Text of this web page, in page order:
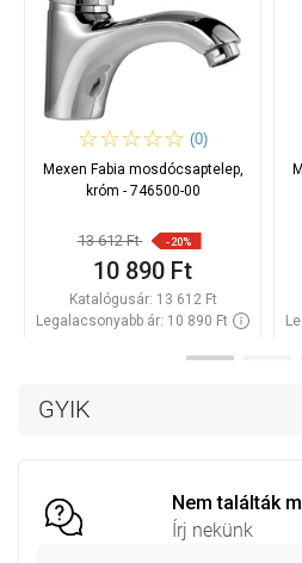
GYIK
Nem találták
Írj nekünk
(0)
Mexen Fabia mosdócsaptelep,
króm - 746500-00
13 612 Ft -20%
10 890 Ft
Katalógusár: 13 612 Ft
Legalacsonyabb ár: 10 890 Ft